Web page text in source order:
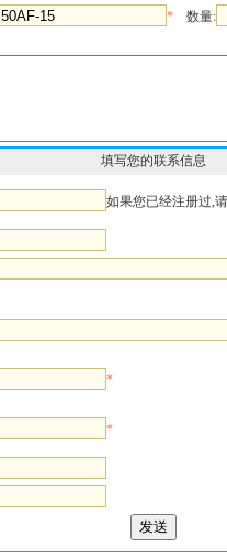
* 数量:
填写您的联系信息
如果您已经注册过,
*
*